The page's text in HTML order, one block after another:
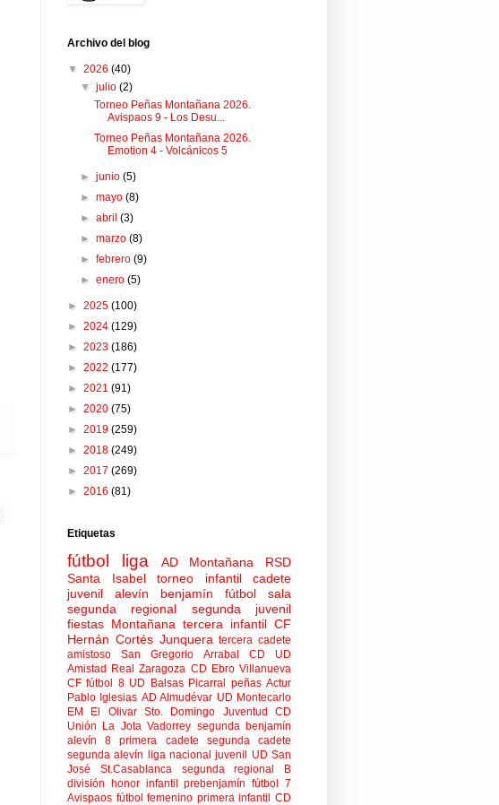
Archivo del blog
▼ 2026 (40)
▼julio(2)
Torneo Peñas Montañana 2026.
Avispaos 9 - Los Desu...
Torneo Peñas Montañana 2026.
Emotion 4 - Volcánicos 5
►junio(5)
►mayo(8)
►abril(3)
►marzo(8)
►febrero(9)
►enero(5)
► 2025 (100)
► 2024 (129)
► 2023 (186)
► 2022 (177)
► 2021 (91)
► 2020 (75)
► 2019 (259)
► 2018 (249)
► 2017 (269)
► 2016 (81)
Etiquetas
fútbol liga AD Montañana
RSD
Santa Isabel
torneo infantil
cadete
juvenil
alevín benjamín
fútbol sala
segunda regional
segunda juvenil
fiestas Montañana tercera infantil CF
Hernán Cortés Junquera tercera cadete
amistoso
San Gregorio Arrabal CD
UD
Amistad
Real Zaragoza CD Ebro Villanueva
CF fútbol 8 UD Balsas Picarral peñas Actur
Pablo Iglesias AD Almudévar UD Montecarlo
EM El Olivar Sto. Domingo Juventud
CD
Unión La Jota Vadorrey segunda benjamín
alevín 8
primera cadete
segunda cadete
segunda alevín
liga nacional juvenil
UD San
José
St.Casablanca
segunda regional B
división honor infantil
prebenjamín fútbol 7
Avispaos fútbol femenino primera infantil
CD